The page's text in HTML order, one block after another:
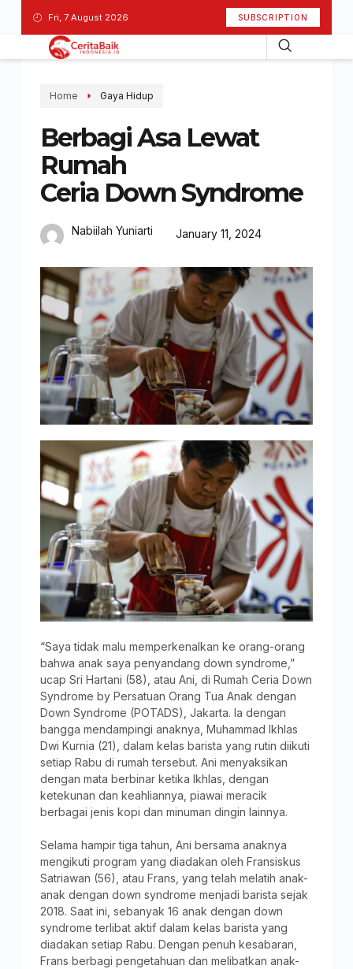
Fri, 7 August 2026 SUBSCRIPTION
Home Gaya Hidup
Berbagi Asa Lewat
Rumah
Ceria Down Syndrome
Nabiilah Yuniarti January 11, 2024
“Saya tidak malu memperkenalkan ke orang-orang
bahwa anak saya penyandang down syndrome,”
ucap Sri Hartani (58), atau Ani, di Rumah Ceria Down
Syndrome by Persatuan Orang Tua Anak dengan
Down Syndrome (POTADS), Jakarta. Ia dengan
bangga mendampingi anaknya, Muhammad Ikhlas
Dwi Kurnia (21), dalam kelas barista yang rutin diikuti
setiap Rabu di rumah tersebut. Ani menyaksikan
dengan mata berbinar ketika Ikhlas, dengan
ketekunan dan keahliannya, piawai meracik
berbagai jenis kopi dan minuman dingin lainnya.
Selama hampir tiga tahun, Ani bersama anaknya
mengikuti program yang diadakan oleh Fransiskus
Satriawan (56), atau Frans, yang telah melatih anak-
anak dengan down syndrome menjadi barista sejak
2018. Saat ini, sebanyak 16 anak dengan down
syndrome terlibat aktif dalam kelas barista yang
diadakan setiap Rabu. Dengan penuh kesabaran,
Frans berbagi pengetahuan dan melibatkan anak-